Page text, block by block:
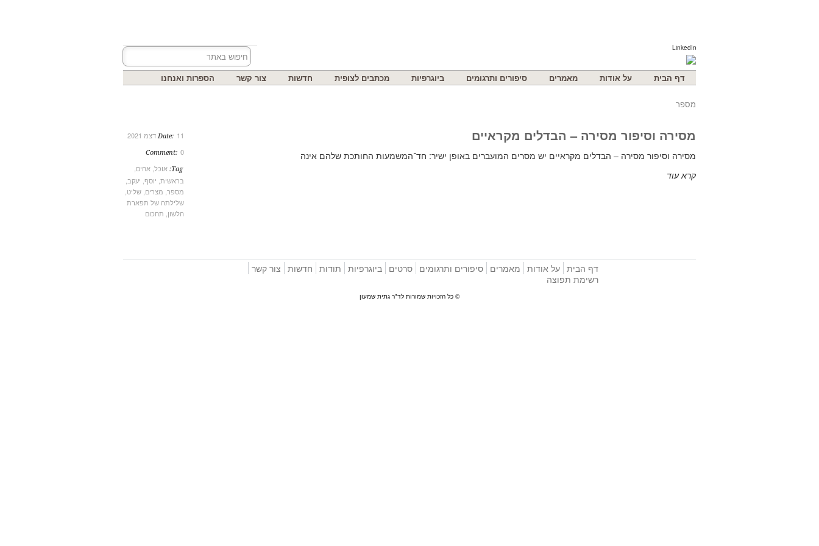
LinkedIn
דף הבית על אודות מאמרים סיפורים ותרגומים ביוגרפיות מכתבים לצופית חדשות צור קשר הספרות ואנחנו
מספר
Date: 11 דצמ 2021
Comment: 0
Tag: אוכל אחים
בראשית יוסף יעקב
מספר מצרים שליט
שלילתה של תפארת
הלשון תחכום
מסירה וסיפור מסירה – הבדלים מקראיים
מסירה וסיפור מסירה – הבדלים מקראיים יש מסרים המועברים באופן ישיר: חד־המשמעות החותכת שלהם אינה
קרא עוד
דף הבית על אודות מאמרים סיפורים ותרגומים סרטים ביוגרפיות תודות חדשות צור קשר
רשימת תפוצה
© כל הזכויות שמורות לד"ר גתית שמעון